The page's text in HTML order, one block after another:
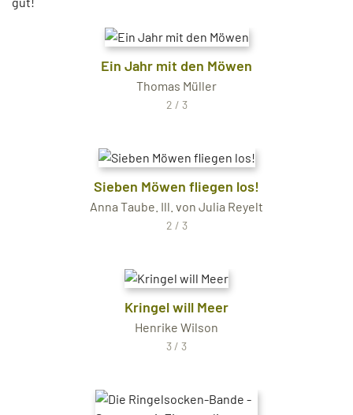
Ein Jahr mit den Möwen
Thomas Müller
2 / 3
Sieben Möwen fliegen los!
Anna Taube. Ill. von Julia Reyelt
2 / 3
Kringel will Meer
Henrike Wilson
3 / 3